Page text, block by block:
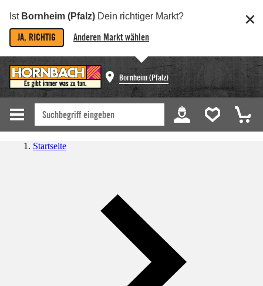
Ist Bornheim (Pfalz) Dein richtiger Markt?
JA, RICHTIG Anderen Markt wählen
Bornheim (Pfalz)
Startseite